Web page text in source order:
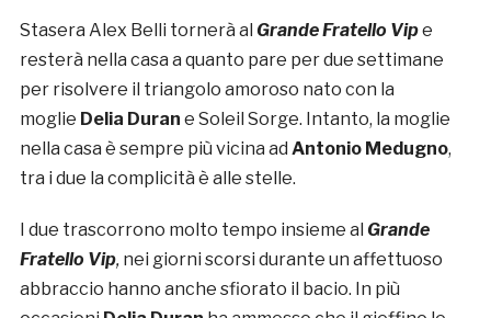
Stasera Alex Belli tornerà al Grande Fratello Vipe
resterà nella casa a quanto pare per due settimane
per risolvere il triangolo amoroso nato con la
moglie Delia Duran e Soleil Sorge. Intanto, la moglie
nella casa è sempre più vicina ad Antonio Medugno,
tra i due la complicità è alle stelle.
I due trascorrono molto tempo insieme al Grande
Fratello Vip, nei giorni scorsi durante un affettuoso
abbraccio hanno anche sfiorato il bacio. In più